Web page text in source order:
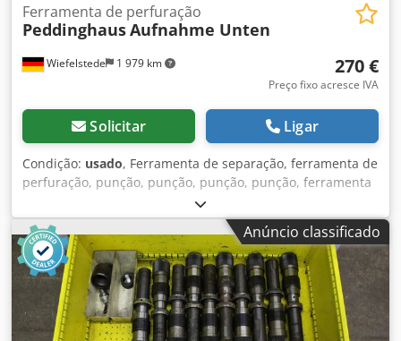
Wiefelstede 1 979 km
Ferramenta de perfuração
PeddinghausAufnahme Unten
270 €
Preço fixo acresce IVA
Solicitar Ligar
Condição: usado, Ferramenta de separação, ferramenta de
perfuração, punção, punção, punção, punção, ferramenta
de formação de brânquias -Ferramenta de perfuração:
para matrizes de fixação -Diâmetro do orifício: 100 mm
Credjcwn Exepfx Af Hef -Dimensões: 325/335/H115 mm -
Peso: 50 kg
Anúncio classificado